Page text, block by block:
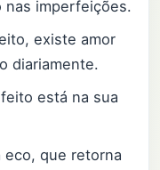
nas imperfeições.
existe amor
diariamente.
está na sua
eco, que retorna